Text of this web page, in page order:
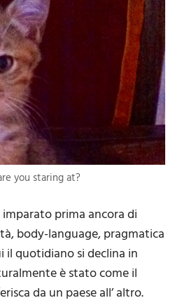
you staring at?
prima ancora di
body-language, pragmatica
quotidiano si declina in
è stato come il
da un paese all’ altro.